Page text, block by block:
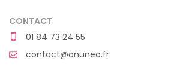
CONTACT
01 84 73 24 55
contact@anuneo.fr